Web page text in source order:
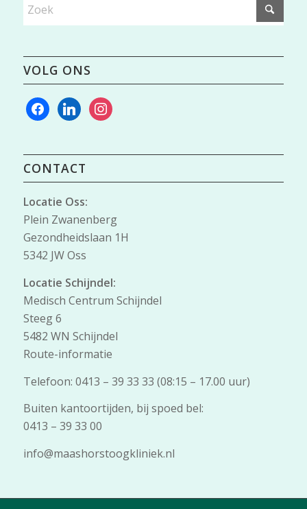
VOLG ONS
facebooklinkedininstagram
CONTACT
Locatie Oss:
Plein Zwanenberg
Gezondheidslaan 1H
5342 JW Oss
Locatie Schijndel:
Medisch Centrum Schijndel
Steeg 6
5482 WN Schijndel
Route-informatie
Telefoon: 0413 – 39 33 33 (08:15 – 17.00 uur)
Buiten kantoortijden, bij spoed bel:
0413 – 39 33 00
info@maashorstoogkliniek.nl